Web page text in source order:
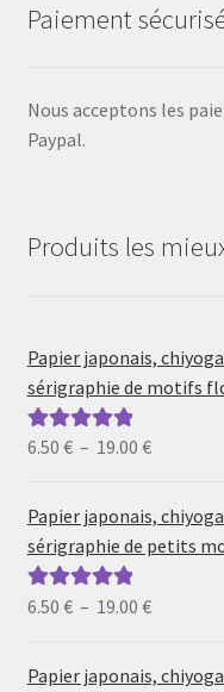
Paiement
Nous acceptons les
Paypal.
Produits les
Papier japonais,
sérigraphie de motifs
Note5.00sur
6.50 € – 19.00 €Plage
prix :
6.50 €
19.00 €
Papier japonais,
sérigraphie de petits
Note5.00sur
6.50 € – 19.00 €Plage
prix :
Papier japonais,